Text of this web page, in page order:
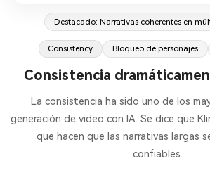
Consistency Bloqueo de personajes
Consistencia
La consistencia ha sido uno de los
generación de video con IA. Se dice que
que hacen que las narrativas largas
confiables.
Destacado: Narrativas coherentes en